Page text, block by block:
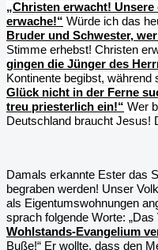
„Christen erwacht!
erwache!“ Würde ich das
Bruder und Schwester,
Stimme erhebst! Christen
gingen die Jünger des
Kontinente begibst, während
Glück nicht in der Ferne
treu priesterlich ein!“ Wer
Deutschland braucht Jesus!
Damals erkannte Ester das
begraben werden! Unser
als Eigentumswohnungen
sprach folgende Worte:
Wohlstands-Evangelium
Buße!“ Er wollte, dass den